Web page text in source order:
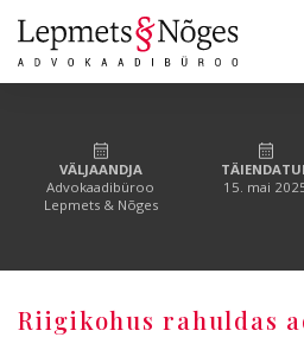
VÄLJAANDJA
Advokaadibüroo
Lepmets & Nõges
15. mai
Riigikohus rahuldas